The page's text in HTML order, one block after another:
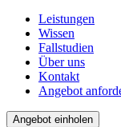
Leistungen
Wissen
Fallstudien
Über uns
Kontakt
Angebot
Angebot einholen